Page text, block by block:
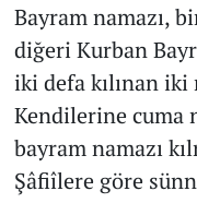
Bayram namazı,
diğeri Kurban
iki defa kılınan iki
Kendilerine cuma
bayram namazı
Şâfiîlere göre